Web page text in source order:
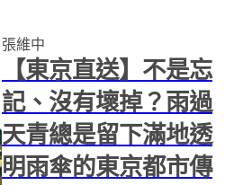
的印章」在日本職場被稱為是一
個都市傳說。據說...
張維中
【東京直送】不是忘
記、沒有壞掉？雨過
天青總是留下滿地透
明雨傘的東京都市傳